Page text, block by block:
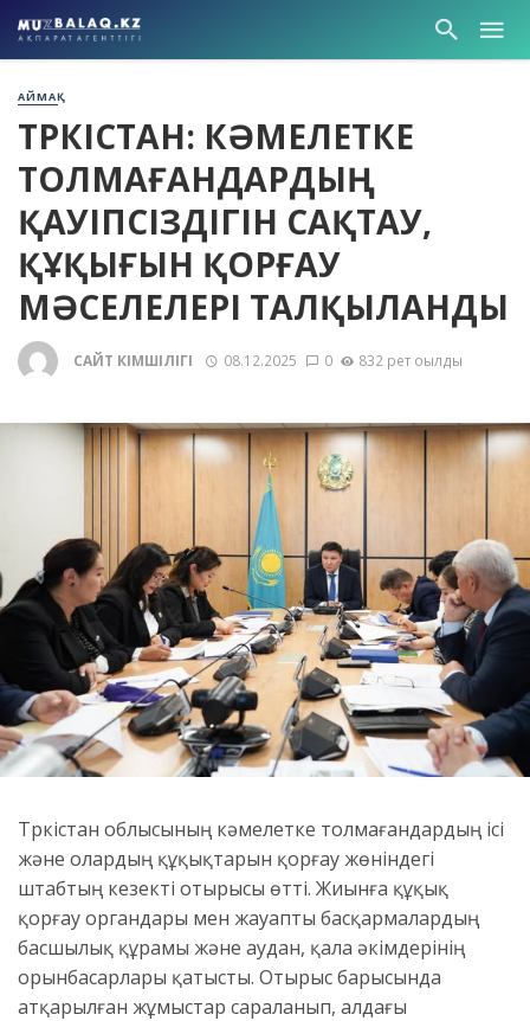
АЙМАҚ
ТҮРКІСТАН: КӘМЕЛЕТКЕ
ТОЛМАҒАНДАРДЫҢ
ҚАУІПСІЗДІГІН САҚТАУ,
ҚҰҚЫҒЫН ҚОРҒАУ
МӘСЕЛЕЛЕРІ ТАЛҚЫЛАНДЫ
САЙТ ӘКІМШІЛІГІ 08.12.2025 0 832 рет оқылды
Түркістан облысының кәмелетке толмағандардың ісі
және олардың құқықтарын қорғау жөніндегі
штабтың кезекті отырысы өтті. Жиынға құқық
қорғау органдары мен жауапты басқармалардың
басшылық құрамы және аудан, қала әкімдерінің
орынбасарлары қатысты. Отырыс барысында
атқарылған жұмыстар сараланып, алдағы